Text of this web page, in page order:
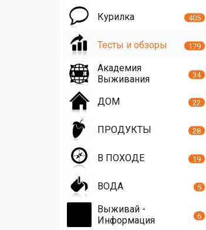
Курилка 405
Тесты и обзоры 179
Академия
Выживания
34
ДОМ 22
ПРОДУКТЫ 28
В ПОХОДЕ 19
ВОДА 5
Выживай -
Информация
6